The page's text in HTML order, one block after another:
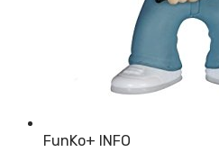
FunKo+ INFO